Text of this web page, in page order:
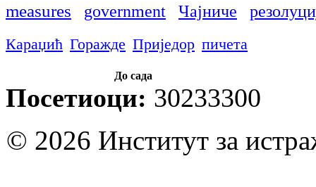
measures government Чајниче
Караџић Горажде Приједор пичета
До сада
Посетиоци: 30233300
© 2026 Институт за